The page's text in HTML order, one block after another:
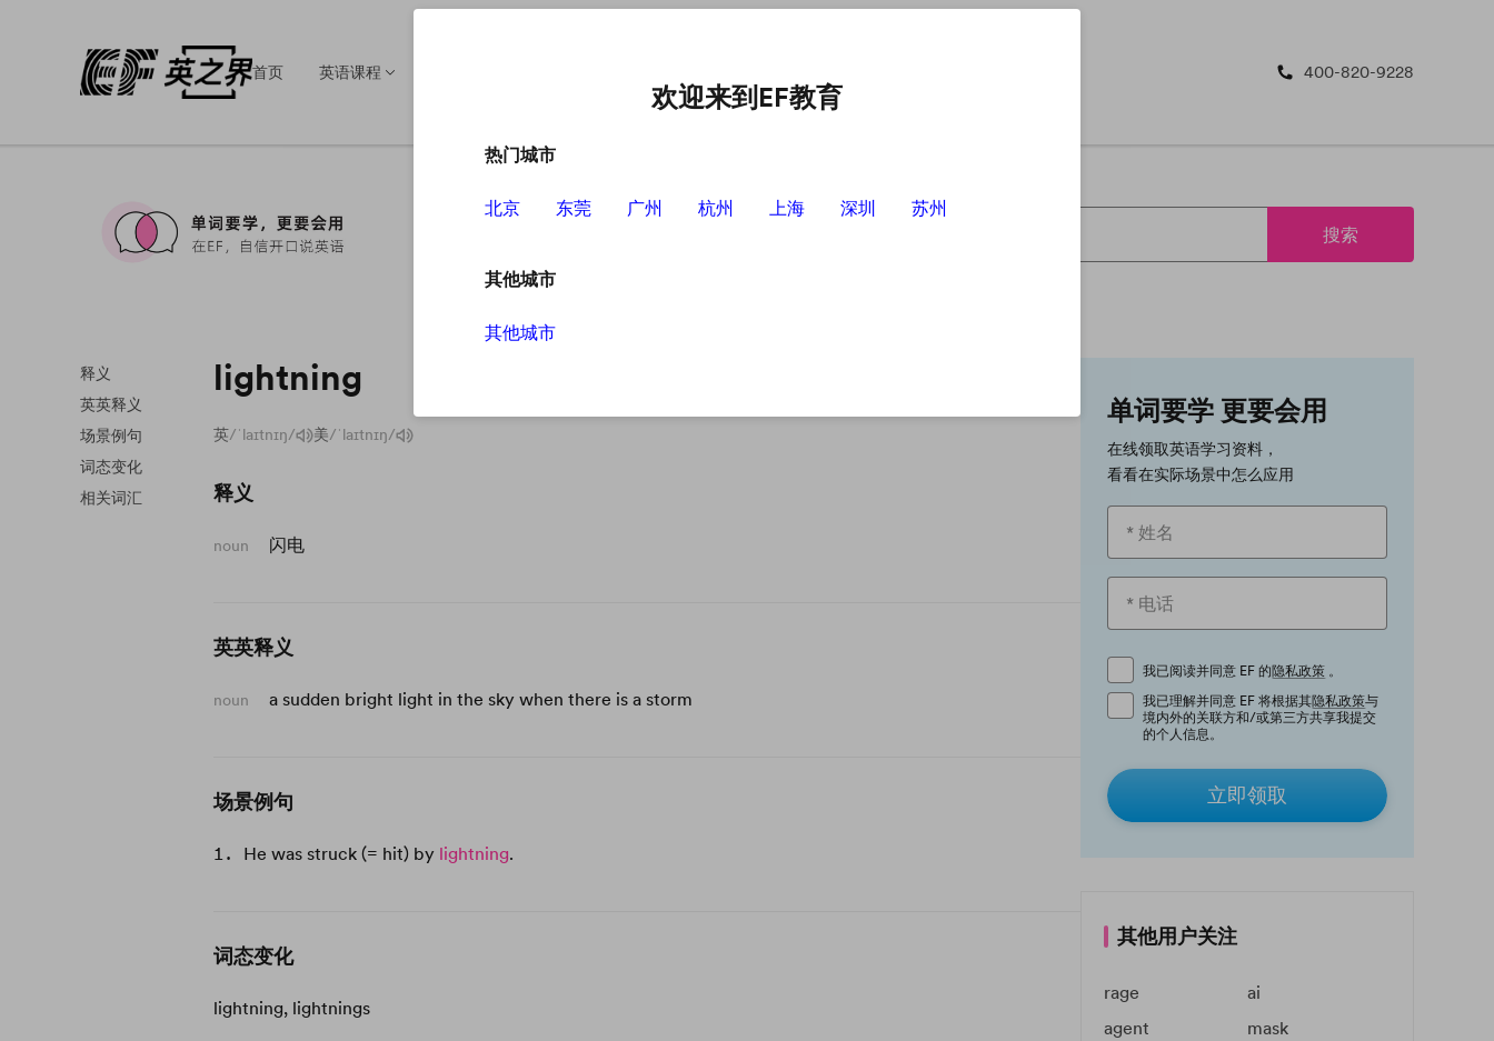
首页 英语课程 400-820-9228
搜索
释义
英英释义
场景例句
词态变化
相关词汇
lightning
英/ˈlaɪtnɪŋ/ 美/ˈlaɪtnɪŋ/
释义
noun 闪电
英英释义
noun a sudden bright light in the sky when there is a storm
场景例句
He was struck (= hit) by lightning.
词态变化
lightning, lightnings
单词要学 更要会用
在线领取英语学习资料，
看看在实际场景中怎么应用
我已阅读并同意 EF 的隐私政策 。
我已理解并同意 EF 将根据其隐私政策与
境内外的关联方和/或第三方共享我提交
的个人信息。
立即领取
其他用户关注
rage
ai
agent
mask
欢迎来到EF教育
热门城市
北京 东莞 广州 杭州 上海 深圳 苏州
其他城市
其他城市